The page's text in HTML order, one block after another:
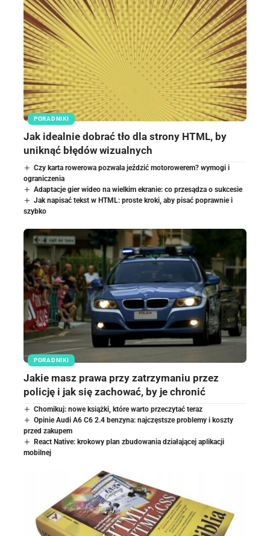
PORADNIKI
Jak idealnie dobrać tło dla strony HTML, by
uniknąć błędów wizualnych
Czy karta rowerowa pozwala jeździć motorowerem? wymogi i
ograniczenia
Adaptacje gier wideo na wielkim ekranie: co przesądza o sukcesie
Jak napisać tekst w HTML: proste kroki, aby pisać poprawnie i
szybko
PORADNIKI
Jakie masz prawa przy zatrzymaniu przez
policję i jak się zachować, by je chronić
Chomikuj: nowe książki, które warto przeczytać teraz
Opinie Audi A6 C6 2.4 benzyna: najczęstsze problemy i koszty
przed zakupem
React Native: krokowy plan zbudowania działającej aplikacji
mobilnej